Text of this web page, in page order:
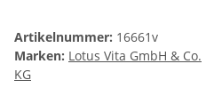
Artikelnummer: 16661v
Marken: Lotus Vita GmbH & Co.
KG